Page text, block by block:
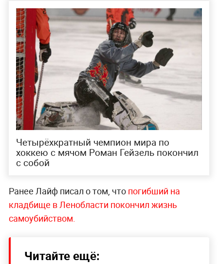
Четырёхкратный чемпион мира по
хоккею с мячом Роман Гейзель покончил
с собой
Ранее Лайф писал о том, что погибший на
кладбище в Ленобласти покончил жизнь
самоубийством.
Читайте ещё: